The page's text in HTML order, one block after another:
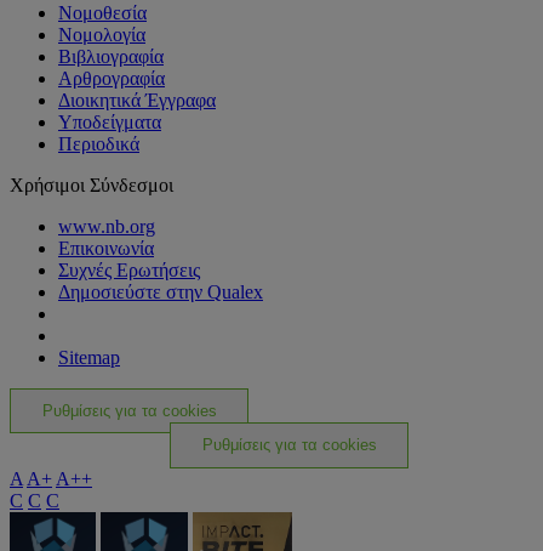
Νομοθεσία
Νομολογία
Βιβλιογραφία
Αρθρογραφία
Διοικητικά Έγγραφα
Υποδείγματα
Περιοδικά
Χρήσιμοι Σύνδεσμοι
www.nb.org
Επικοινωνία
Συχνές Ερωτήσεις
Δημοσιεύστε στην Qualex
Sitemap
Ρυθμίσεις για τα cookies
Ρυθμίσεις για τα cookies
A A+ A++
C C C